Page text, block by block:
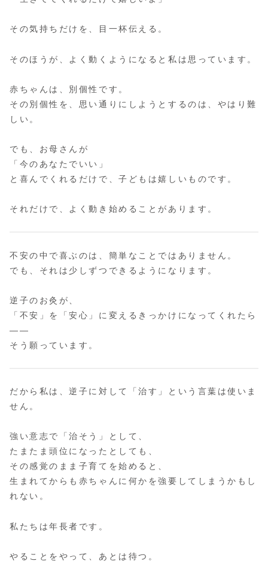
その気持ちだけを、目一杯伝える。
そのほうが、よく動くようになると私は思っています。
赤ちゃんは、別個性です。
その別個性を、思い通りにしようとするのは、やはり難
しい。
でも、お母さんが
「今のあなたでいい」
と喜んでくれるだけで、子どもは嬉しいものです。
それだけで、よく動き始めることがあります。
不安の中で喜ぶのは、簡単なことではありません。
でも、それは少しずつできるようになります。
逆子のお灸が、
「不安」を「安心」に変えるきっかけになってくれたら
——
そう願っています。
だから私は、逆子に対して「治す」という言葉は使いま
せん。
強い意志で「治そう」として、
たまたま頭位になったとしても、
その感覚のまま子育てを始めると、
生まれてからも赤ちゃんに何かを強要してしまうかもし
れない。
私たちは年長者です。
やることをやって、あとは待つ。